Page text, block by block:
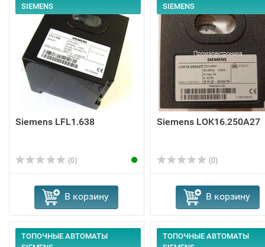
SIEMENS
Siemens LFL1.638
(0)
В корзину
SIEMENS
Siemens LOK16.250A27
(0)
В корзину
ТОПОЧНЫЕ АВТОМАТЫ
ТОПОЧНЫЕ АВТОМАТЫ